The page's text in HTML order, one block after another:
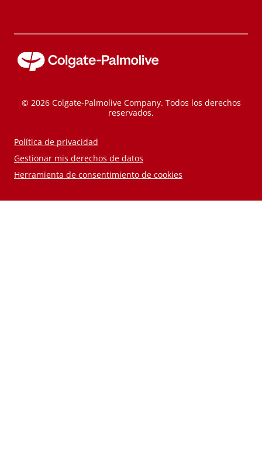
© 2026 Colgate-Palmolive Company. Todos los derechos
reservados.
Política de privacidad
Gestionar mis derechos de datos
Herramienta de consentimiento de cookies